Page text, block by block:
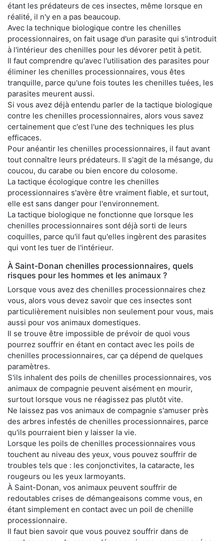
étant les prédateurs de ces insectes, même lorsque en
réalité, il n'y en a pas beaucoup.
Avec la technique biologique contre les chenilles
processionnaires, on fait usage d'un parasite qui s'introduit
à l'intérieur des chenilles pour les dévorer petit à petit.
Il faut comprendre qu'avec l'utilisation des parasites pour
éliminer les chenilles processionnaires, vous êtes
tranquille, parce qu'une fois toutes les chenilles tuées, les
parasites meurent aussi.
Si vous avez déjà entendu parler de la tactique biologique
contre les chenilles processionnaires, alors vous savez
certainement que c'est l'une des techniques les plus
efficaces.
Pour anéantir les chenilles processionnaires, il faut avant
tout connaître leurs prédateurs. Il s'agit de la mésange, du
coucou, du carabe ou bien encore du colosome.
La tactique écologique contre les chenilles
processionnaires s'avère être vraiment fiable, et surtout,
elle est sans danger pour l'environnement.
La tactique biologique ne fonctionne que lorsque les
chenilles processionnaires sont déjà sorti de leurs
coquilles, parce qu'il faut qu'elles ingèrent des parasites
qui vont les tuer de l'intérieur.
À Saint-Donan chenilles processionnaires, quels
risques pour les hommes et les animaux ?
Lorsque vous avez des chenilles processionnaires chez
vous, alors vous devez savoir que ces insectes sont
particulièrement nuisibles non seulement pour vous, mais
aussi pour vos animaux domestiques.
Il se trouve être impossible de prévoir de quoi vous
pourrez souffrir en étant en contact avec les poils de
chenilles processionnaires, car ça dépend de quelques
paramètres.
S'ils inhalent des poils de chenilles processionnaires, vos
animaux de compagnie peuvent aisément en mourir,
surtout lorsque vous ne réagissez pas plutôt vite.
Ne laissez pas vos animaux de compagnie s'amuser près
des arbres infestés de chenilles processionnaires, parce
qu'ils pourraient bien y laisser la vie.
Lorsque les poils de chenilles processionnaires vous
touchent au niveau des yeux, vous pouvez souffrir de
troubles tels que : les conjonctivites, la cataracte, les
rougeurs ou les yeux larmoyants.
À Saint-Donan, vos animaux peuvent souffrir de
redoutables crises de démangeaisons comme vous, en
étant simplement en contact avec un poil de chenille
processionnaire.
Il faut bien savoir que vous pouvez souffrir dans de